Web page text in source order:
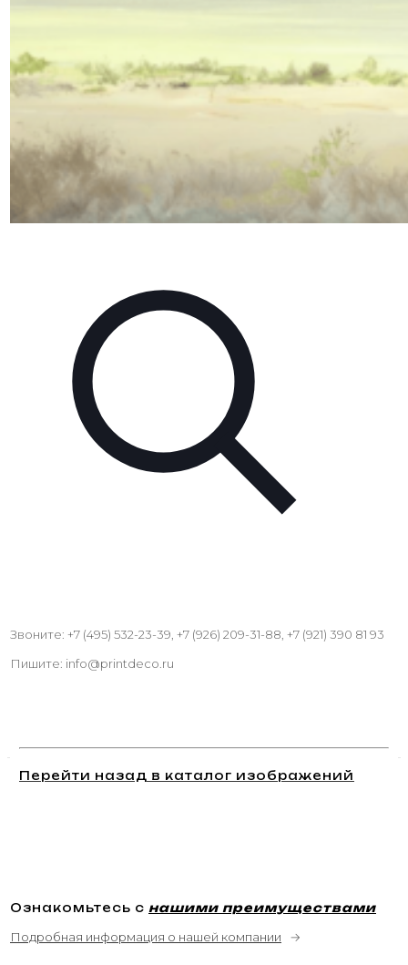
Звоните: +7 (495) 532-23-39, +7 (926) 209-31-88, +7 (921) 390 81 93
Пишите: info@printdeco.ru
Перейти назад в каталог изображений
Ознакомьтесь с нашими преимуществами
Подробная информация о нашей компании →